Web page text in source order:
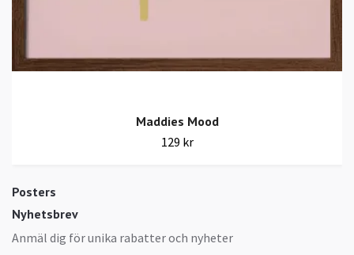
Posters
Nyhetsbrev
Anmäl dig för unika rabatter och nyheter
Maddies Mood
129 kr